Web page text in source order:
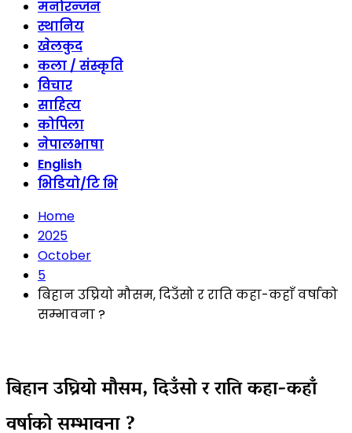
मनोरन्जन
स्थानिय
खेलकुद
कला / संस्कृति
विचार
साहित्य
कोपिला
नेपालभाषा
English
भिडियो/टि भि
Home
2025
October
5
बिहान उघ्रियो मौसम, दिउँसो र राति कहा-कहाँ वर्षाको
सम्भावना ?
बिहान उघ्रियो मौसम, दिउँसो र राति कहा-कहाँ
वर्षाको सम्भावना ?